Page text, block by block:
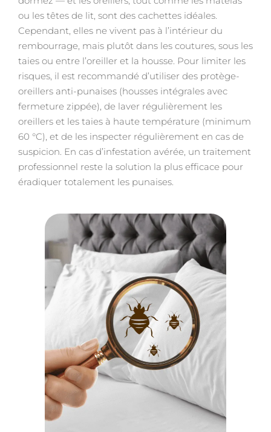
ou les têtes de lit, sont des cachettes idéales.
Cependant, elles ne vivent pas à l’intérieur du
rembourrage, mais plutôt dans les coutures, sous les
taies ou entre l’oreiller et la housse. Pour limiter les
risques, il est recommandé d’utiliser des protège-
oreillers anti-punaises (housses intégrales avec
fermeture zippée), de laver régulièrement les
oreillers et les taies à haute température (minimum
60 °C), et de les inspecter régulièrement en cas de
suspicion. En cas d’infestation avérée, un traitement
professionnel reste la solution la plus efficace pour
éradiquer totalement les punaises.